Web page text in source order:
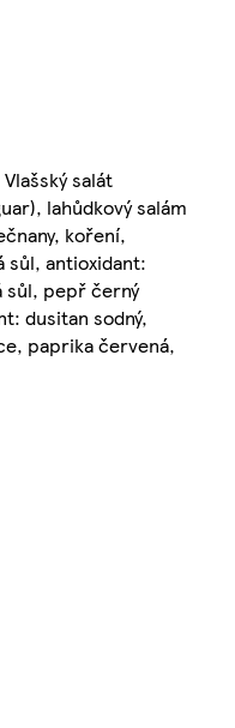
salát
lahůdkový salám
koření,
sůl, antioxidant:
sůl, pepř černý
dusitan sodný,
paprika červená,